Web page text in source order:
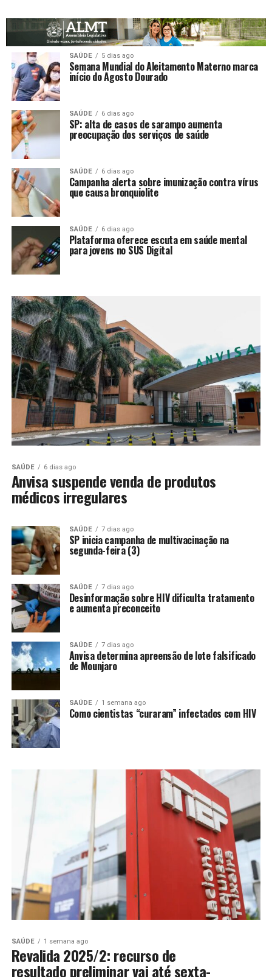
SAÚDE 5 dias ago
Semana Mundial do Aleitamento Materno marca
início do Agosto Dourado
SAÚDE 6 dias ago
SP: alta de casos de sarampo aumenta
preocupação dos serviços de saúde
SAÚDE 6 dias ago
Campanha alerta sobre imunização contra vírus
que causa bronquiolite
SAÚDE 6 dias ago
Plataforma oferece escuta em saúde mental
para jovens no SUS Digital
SAÚDE 6 dias ago
Anvisa suspende venda de produtos
médicos irregulares
SAÚDE 7 dias ago
SP inicia campanha de multivacinação na
segunda-feira (3)
SAÚDE 7 dias ago
Desinformação sobre HIV dificulta tratamento
e aumenta preconceito
SAÚDE 7 dias ago
Anvisa determina apreensão de lote falsificado
de Mounjaro
SAÚDE 1 semana ago
Como cientistas “curaram” infectados com HIV
SAÚDE 1 semana ago
Revalida 2025/2: recurso de
resultado preliminar vai até sexta-